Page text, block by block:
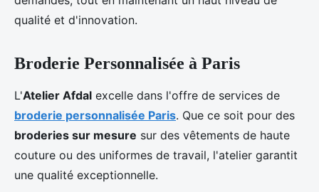
qualité et d'innovation.
Broderie Personnalisée à Paris
L'Atelier Afdal excelle dans l'offre de services de
broderie personnalisée Paris. Que ce soit pour des
broderies sur mesure sur des vêtements de haute
couture ou des uniformes de travail, l'atelier garantit
une qualité exceptionnelle.